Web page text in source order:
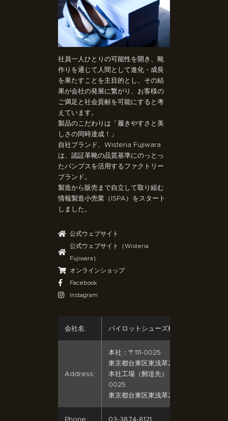
社員一人ひとりの可能性を開き、靴
作りを通じて人間として進化・成長
を果たすことを主目的とし、その結
果が会社の発展に繋がり、お客様の
ご満足と社会貢献を可能にすると考
えています。
製品のこだわりは「履きやすさと美
しさの同時達成！」
自社ブランド、Wisteria Fujiwara
は、認証革靴の品質基準にのっとっ
たパンプスを活用するファクトリー
ブランド。
製造から販売まで自立して取り組む
情報製造小売業（ISPA）をスタート
しました。
公式ウェブサイト
公式ウェブサイト（Wisteria
Fujiwara）
オンラインショップ
Facebook
Instagram
会社名: パイロットシューズ株式会社
Address:
本社：〒111-0025
東京都台東区東浅草2-22-5
本社工場（郵送先）：〒111-
0025
東京都台東区東浅草2-24-16